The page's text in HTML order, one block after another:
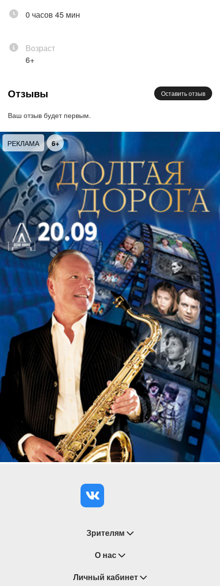
Фрагменты классических произведений увлекают
ночными сказками. Сказки достаёт из своего
волшебного мешка дедушка Дрёма, и тогда
начинаются настоящие чудеса…
Пикколо, артист Михайловского театра Алексей
международных конкурсов Светлана Таипова
Продолжительность концерта — 35—45 минут
*Билеты должны приобретаться для каждого
зрителя, вне зависимости от возраста
0 часов 45 мин
Возраст
6+
Отзывы Оставить отзыв
Ваш отзыв будет первым.
6+
Зрителям
Восстановление билетов
Замена / Отмена / Перенос мероприятий
О нас
О компании
Личный кабинет